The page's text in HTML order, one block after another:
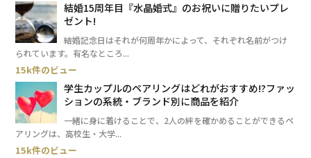
結婚15周年目『水晶婚式』のお祝いに贈りたいプレ
ゼント!
結婚記念日はそれが何周年かによって、それぞれ名前がつけ
られています。有名なところ...
15k件のビュー
学生カップルのペアリングはどれがおすすめ!?ファッ
ションの系統・ブランド別に商品を紹介
一緒に身に着けることで、2人の絆を確かめることができるペ
アリングは、高校生・大学...
15k件のビュー